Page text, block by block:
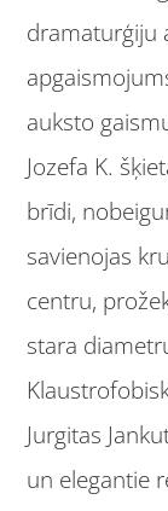
dramaturģiju
auksto
Jozefa K.
brīdi,
savienojas
centru,
stara
Jurgitas
un elegantie